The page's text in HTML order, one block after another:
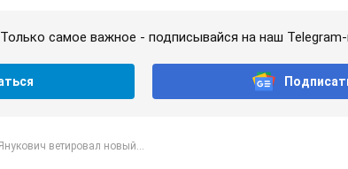
самое важное - подписывайся на наш Telegram-
ветировал новый...